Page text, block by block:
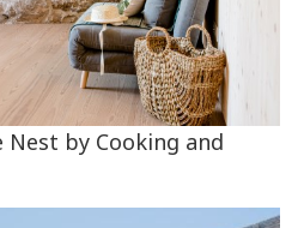
Nest by Cooking and